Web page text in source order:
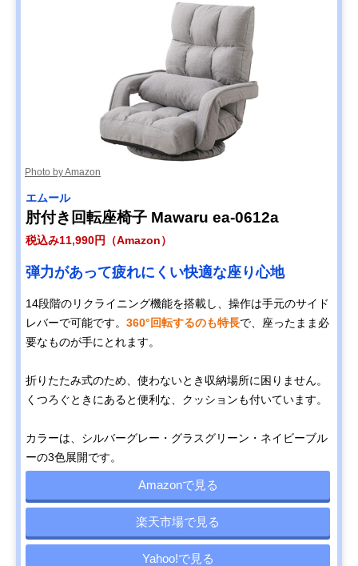
Photo by Amazon
エムール
肘付き回転座椅子 Mawaru ea-0612a
税込み11,990円（Amazon）
弾力があって疲れにくい快適な座り心地
14段階のリクライニング機能を搭載し、操作は手元のサイド
レバーで可能です。 360°回転するのも特長で、座ったまま必
要なものが手にとれます。
折りたたみ式のため、使わないとき収納場所に困りません。
くつろぐときにあると便利な、クッションも付いています。
カラーは、シルバーグレー・グラスグリーン・ネイビーブル
ーの3色展開です。
Amazonで見る
楽天市場で見る
Yahoo!で見る